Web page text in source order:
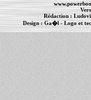
Rédaction :
Design : Ga�l- Logo et